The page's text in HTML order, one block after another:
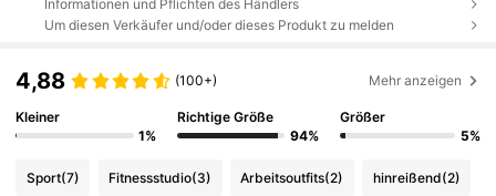
Informationen und Pflichten des Händlers
Um diesen Verkäufer und/oder dieses Produkt zu melden
4,88 (100+) Mehr anzeigen
Kleiner
1%
Richtige Größe
94%
Größer
5%
Sport(7) Fitnessstudio(3) Arbeitsoutfits(2) hinreißend(2)